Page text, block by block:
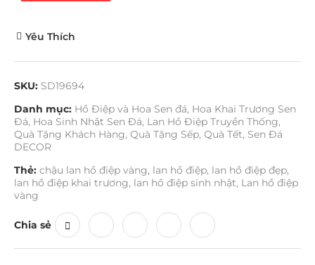
Yêu Thích
SKU: SD19694
Danh mục: Hồ Điệp và Hoa Sen đá, Hoa Khai Trương Sen
Đá, Hoa Sinh Nhật Sen Đá, Lan Hồ Điệp Truyền Thống,
Quà Tặng Khách Hàng, Quà Tặng Sếp, Quà Tết, Sen Đá
DECOR
Thẻ: chậu lan hồ điệp vàng, lan hồ điệp, lan hồ điệp đẹp,
lan hồ điệp khai trương, lan hồ điệp sinh nhật, Lan hồ điệp
vàng
Chia sẻ